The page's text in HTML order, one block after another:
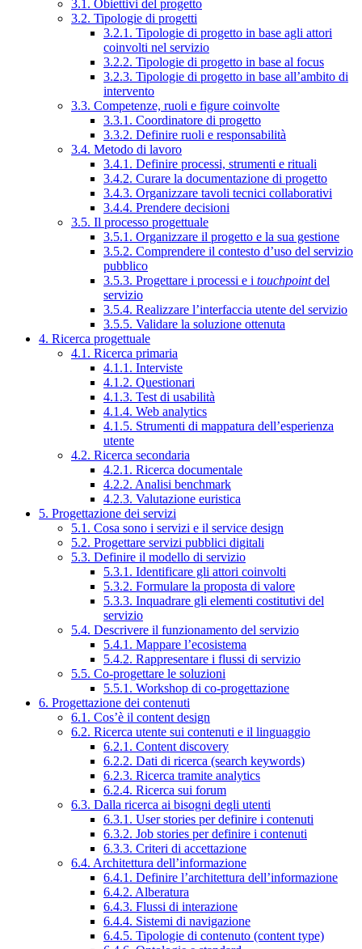
3.1. Obiettivi del progetto
3.2. Tipologie di progetti
3.2.1. Tipologie di progetto in base agli attori
coinvolti nel servizio
3.2.2. Tipologie di progetto in base al focus
3.2.3. Tipologie di progetto in base all’ambito di
intervento
3.3. Competenze, ruoli e figure coinvolte
3.3.1. Coordinatore di progetto
3.3.2. Definire ruoli e responsabilità
3.4. Metodo di lavoro
3.4.1. Definire processi, strumenti e rituali
3.4.2. Curare la documentazione di progetto
3.4.3. Organizzare tavoli tecnici collaborativi
3.4.4. Prendere decisioni
3.5. Il processo progettuale
3.5.1. Organizzare il progetto e la sua gestione
3.5.2. Comprendere il contesto d’uso del servizio
pubblico
3.5.3. Progettare i processi e i touchpointdel
servizio
3.5.4. Realizzare l’interfaccia utente del servizio
3.5.5. Validare la soluzione ottenuta
4. Ricerca progettuale
4.1. Ricerca primaria
4.1.1. Interviste
4.1.2. Questionari
4.1.3. Test di usabilità
4.1.4. Web analytics
4.1.5. Strumenti di mappatura dell’esperienza
utente
4.2. Ricerca secondaria
4.2.1. Ricerca documentale
4.2.2. Analisi benchmark
4.2.3. Valutazione euristica
5. Progettazione dei servizi
5.1. Cosa sono i servizi e il service design
5.2. Progettare servizi pubblici digitali
5.3. Definire il modello di servizio
5.3.1. Identificare gli attori coinvolti
5.3.2. Formulare la proposta di valore
5.3.3. Inquadrare gli elementi costitutivi del
servizio
5.4. Descrivere il funzionamento del servizio
5.4.1. Mappare l’ecosistema
5.4.2. Rappresentare i flussi di servizio
5.5. Co-progettare le soluzioni
5.5.1. Workshop di co-progettazione
6. Progettazione dei contenuti
6.1. Cos’è il content design
6.2. Ricerca utente sui contenuti e il linguaggio
6.2.1. Content discovery
6.2.2. Dati di ricerca (search keywords)
6.2.3. Ricerca tramite analytics
6.2.4. Ricerca sui forum
6.3. Dalla ricerca ai bisogni degli utenti
6.3.1. User stories per definire i contenuti
6.3.2. Job stories per definire i contenuti
6.3.3. Criteri di accettazione
6.4. Architettura dell’informazione
6.4.1. Definire l’architettura dell’informazione
6.4.2. Alberatura
6.4.3. Flussi di interazione
6.4.4. Sistemi di navigazione
6.4.5. Tipologie di contenuto (content type)